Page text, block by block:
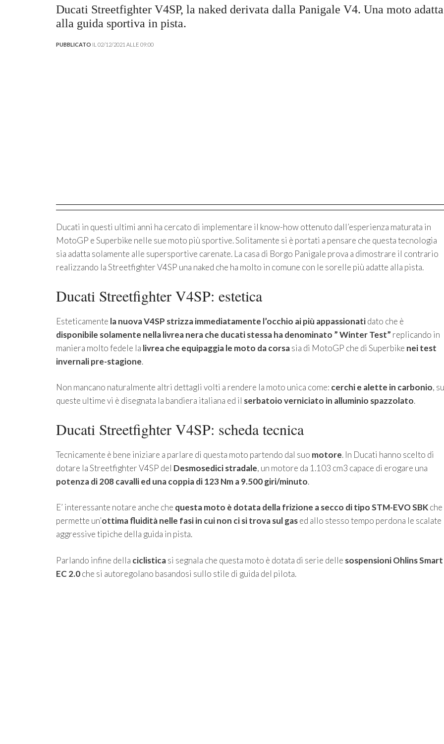
Ducati Streetfighter V4SP, la naked derivata dalla Panigale V4. Una moto adatta
alla guida sportiva in pista.
PUBBLICATO IL 02/12/2021 ALLE 09:00
Ducati in questi ultimi anni ha cercato di implementare il know-how ottenuto dall’esperienza maturata in
MotoGP e Superbike nelle sue moto più sportive. Solitamente si è portati a pensare che questa tecnologia
sia adatta solamente alle supersportive carenate. La casa di Borgo Panigale prova a dimostrare il contrario
realizzando la Streetfighter V4SP una naked che ha molto in comune con le sorelle più adatte alla pista.
Ducati Streetfighter V4SP: estetica
Esteticamente la nuova V4SP strizza immediatamente l’occhio ai più appassionatidato che è
disponibile solamente nella livrea nera che ducati stessa ha denominato ” Winter Test” replicando in
maniera molto fedele la livrea che equipaggia le moto da corsasia di MotoGP che di Superbike nei test
invernali pre-stagione.
Non mancano naturalmente altri dettagli volti a rendere la moto unica come: cerchi e alette in carbonio, su
queste ultime vi è disegnata la bandiera italiana ed il serbatoio verniciato in alluminio spazzolato.
Ducati Streetfighter V4SP: scheda tecnica
Tecnicamente è bene iniziare a parlare di questa moto partendo dal suo motore. In Ducati hanno scelto di
dotare la Streetfighter V4SP del Desmosedici stradale, un motore da 1.103 cm3 capace di erogare una
potenza di 208 cavalli ed una coppia di 123 Nm a 9.500 giri/minuto.
E’ interessante notare anche che questa moto è dotata della frizione a secco di tipo STM-EVO SBKche
permette un’ottima fluidità nelle fasi in cui non ci si trova sul gased allo stesso tempo perdona le scalate
aggressive tipiche della guida in pista.
Parlando infine della ciclisticasi segnala che questa moto è dotata di serie delle sospensioni Ohlins Smart
EC 2.0che si autoregolano basandosi sullo stile di guida del pilota.